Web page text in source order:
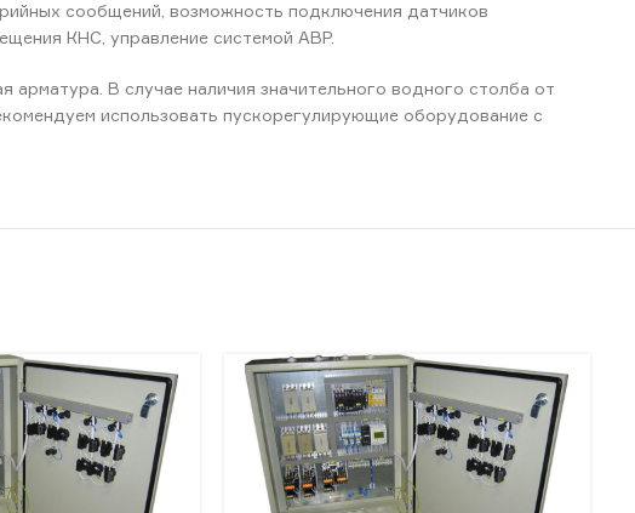
сообщений, возможность подключения датчиков
КНС, управление системой АВР.
В случае наличия значительного водного столба от
использовать пускорегулирующие оборудование с